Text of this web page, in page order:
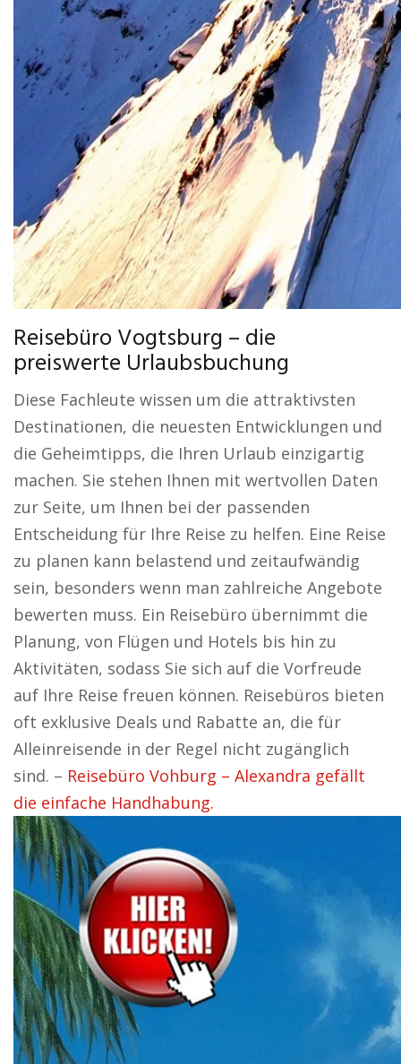
Reisebüro Vogtsburg – die
preiswerte Urlaubsbuchung
Diese Fachleute wissen um die attraktivsten
Destinationen, die neuesten Entwicklungen und
die Geheimtipps, die Ihren Urlaub einzigartig
machen. Sie stehen Ihnen mit wertvollen Daten
zur Seite, um Ihnen bei der passenden
Entscheidung für Ihre Reise zu helfen. Eine Reise
zu planen kann belastend und zeitaufwändig
sein, besonders wenn man zahlreiche Angebote
bewerten muss. Ein Reisebüro übernimmt die
Planung, von Flügen und Hotels bis hin zu
Aktivitäten, sodass Sie sich auf die Vorfreude
auf Ihre Reise freuen können. Reisebüros bieten
oft exklusive Deals und Rabatte an, die für
Alleinreisende in der Regel nicht zugänglich
sind. – Reisebüro Vohburg – Alexandra gefällt
die einfache Handhabung.